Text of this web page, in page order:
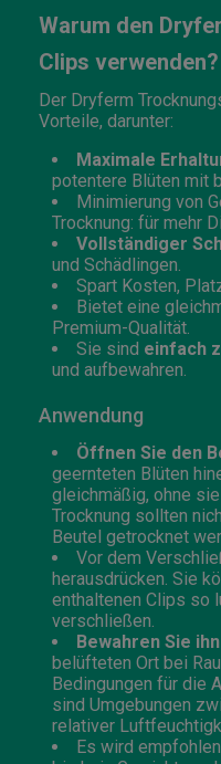
Warum den
Clips verwenden?
Der Dryferm
Vorteile, darunter:
Maximale
potentere Blüten mit
Minimierung von
Trocknung: für mehr
Vollständiger
und Schädlingen.
Spart Kosten,
Bietet eine
Premium-Qualität.
Sie sind einfach
und aufbewahren.
Anwendung
Öffnen Sie den
geernteten Blüten
gleichmäßig, ohne
Trocknung sollten
Beutel getrocknet
Vor dem
herausdrücken. Sie
enthaltenen Clips so
verschließen.
Bewahren Sie
belüfteten Ort bei
Bedingungen für die
sind Umgebungen
relativer
Es wird